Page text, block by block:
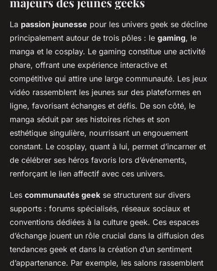
La passion jeunesse pour les univers geek se décline
principalement autour de trois pôles : le gaming, le
manga et le cosplay. Le gaming constitue une activité
phare, offrant une expérience interactive et
compétitive qui attire une large communauté. Les jeux
vidéo rassemblent les jeunes sur des plateformes en
ligne, favorisant échanges et défis. De son côté, le
manga séduit par ses histoires riches et son
esthétique singulière, nourrissant un engouement
constant. Le cosplay, quant à lui, permet d’incarner et
de célébrer ses héros favoris lors d’événements,
renforçant le lien affectif avec ces univers.
Les communautés geek se structurent sur divers
supports : forums spécialisés, réseaux sociaux et
conventions dédiées à la culture geek. Ces espaces
d’échange jouent un rôle crucial dans la diffusion des
tendances geek et dans la création d’un sentiment
d’appartenance. Par exemple, les salons rassemblent